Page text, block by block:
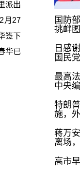
派出
月27
签下
华已
国防
挑衅
日感
国民
最高
中央
特朗
施，
蒋万
离场
高市